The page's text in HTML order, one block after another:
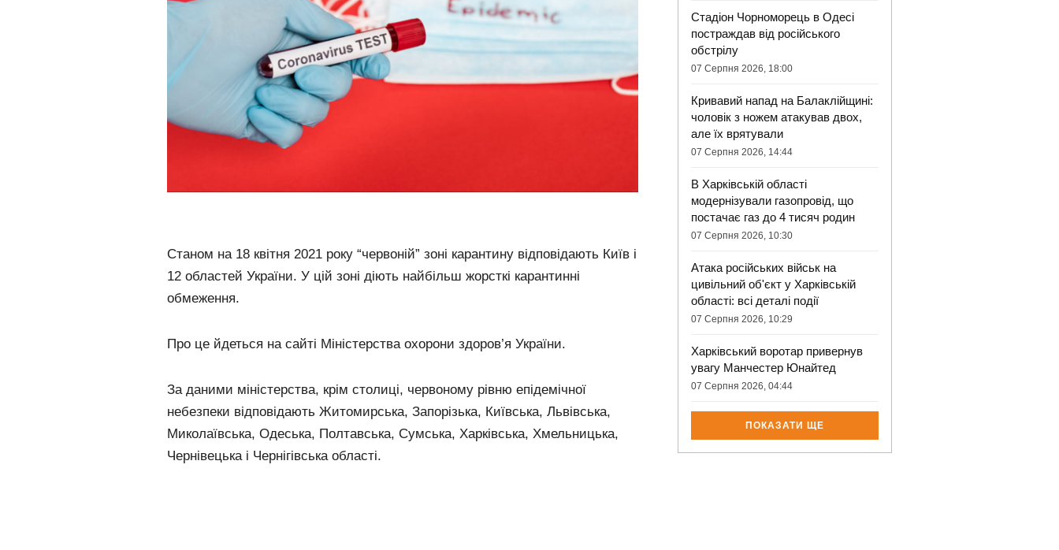
Станом на 18 квітня 2021 року “червоній” зоні карантину відповідають Київ і
12 областей України. У цій зоні діють найбільш жорсткі карантинні
обмеження.
Про це йдеться на сайті Міністерства охорони здоров’я України.
За даними міністерства, крім столиці, червоному рівню епідемічної
небезпеки відповідають Житомирська, Запорізька, Київська, Львівська,
Миколаївська, Одеська, Полтавська, Сумська, Харківська, Хмельницька,
Чернівецька і Чернігівська області.
Стадіон Чорноморець в Одесі
постраждав від російського
обстрілу
07 Серпня 2026, 18:00
Кривавий напад на Балаклійщині:
чоловік з ножем атакував двох,
але їх врятували
07 Серпня 2026, 14:44
В Харківській області
модернізували газопровід, що
постачає газ до 4 тисяч родин
07 Серпня 2026, 10:30
Атака російських військ на
цивільний об'єкт у Харківській
області: всі деталі події
07 Серпня 2026, 10:29
Харківський воротар привернув
увагу Манчестер Юнайтед
07 Серпня 2026, 04:44
ПОКАЗАТИ ЩЕ